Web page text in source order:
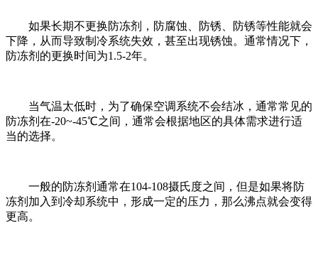
如果长期不更换防冻剂，防腐蚀、防锈、防锈等性能就会
下降，从而导致制冷系统失效，甚至出现锈蚀。通常情况下，
防冻剂的更换时间为1.5-2年。
当气温太低时，为了确保空调系统不会结冰，通常常见的
防冻剂在-20~-45℃之间，通常会根据地区的具体需求进行适
当的选择。
一般的防冻剂通常在104-108摄氏度之间，但是如果将防
冻剂加入到冷却系统中，形成一定的压力，那么沸点就会变得
更高。